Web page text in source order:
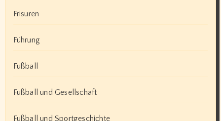
Frisuren
Führung
Fußball
Fußball und Gesellschaft
Fußball und Sportgeschichte